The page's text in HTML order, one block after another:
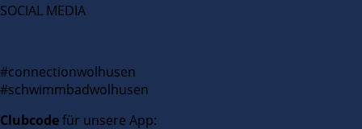
SOCIAL MEDIA
#connectionwolhusen
#schwimmbadwolhusen
Clubcodefür unsere App: